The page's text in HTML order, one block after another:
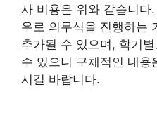
사 비용은 위와 같습니다
우로 의무식을 진행하는
추가될 수 있으며, 학기
수 있으니 구체적인 내
시길 바랍니다.